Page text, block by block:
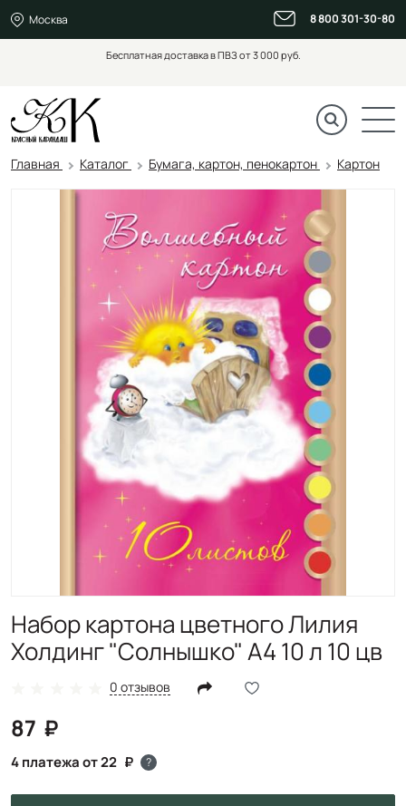
Москва 8 800 301-30-80
Бесплатная доставка в ПВЗ от 3 000 руб.
Главная Каталог Бумага, картон, пенокартон Картон
Набор картона цветного Лилия
Холдинг "Солнышко" А4 10 л 10 цв
0 отзывов
87
4 платежа от 22 ?